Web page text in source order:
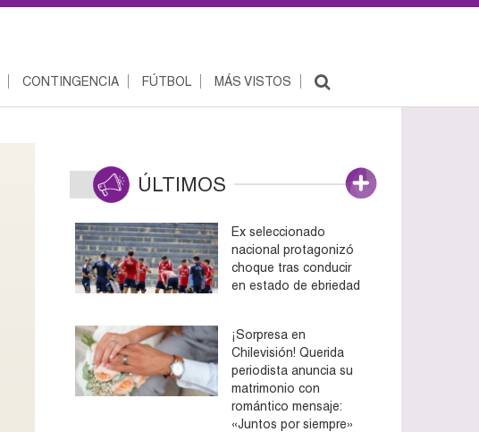
CONTINGENCIA FÚTBOL MÁS VISTOS
ÚLTIMOS
Ex seleccionado
nacional protagonizó
choque tras conducir
en estado de ebriedad
¡Sorpresa en
Chilevisión! Querida
periodista anuncia su
matrimonio con
romántico mensaje:
«Juntos por siempre»